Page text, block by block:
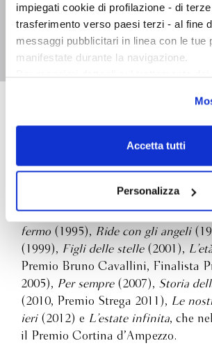
impiegati cookie di profilazione - di
trasferimento verso paesi terzi - al fine
messaggi pubblicitari in linea con le tue
manifestate durante la navigazione.
scelte privacy sui cookie, ti invitiamo a
dell’informativa cookie.
Chiudendo il banner tramite la “X”
dei soli cookie tecnici. Selezionando
il tuo consenso alla profilazione che
ogni momentoRevoca
Accetta tutti
Personalizza
dinamite. Frugando nelle viscere e nel
comici e commoventi, Nesi scova e
purché lo sia solo per candore; e lo fa
agilità e senza mai allentare la morsa di un
Isbn
È nato a Firenze in una famiglia di
anni ha affiancato l’attività
industriale. Con Bompiani ha
fermo (1995), Ride con gli angeli
(1999), Figli delle stelle(2001),
Premio Bruno Cavallini, Finalista
2005), Per sempre(2007), Storia
(2010, Premio Strega 2011), Le
ieri (2012) e L’estate infinita, che
il Premio Cortina d’Ampezzo.